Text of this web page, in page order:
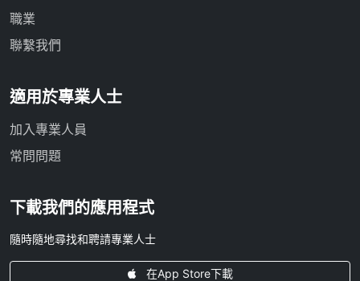
職業
聯繫我們
適用於專業人士
加入專業人員
常問問題
下載我們的應用程式
隨時隨地尋找和聘請專業人士
在App Store下載